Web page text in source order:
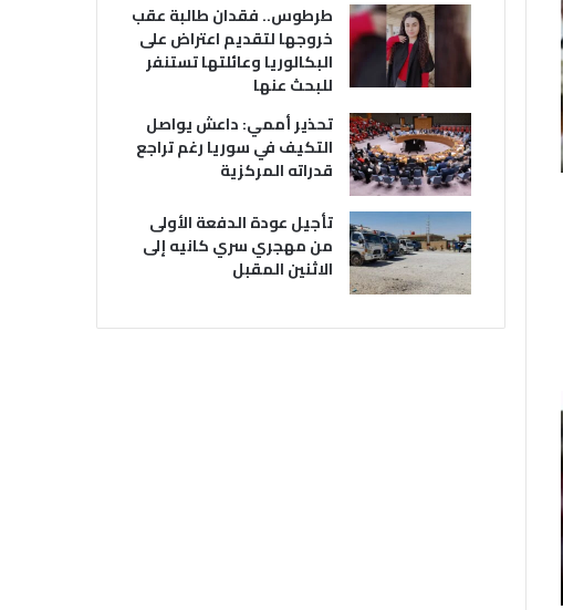
طرطوس.. فقدان طالبة عقب
خروجها لتقديم اعتراض على
البكالوريا وعائلتها تستنفر
للبحث عنها
تحذير أممي: داعش يواصل
التكيف في سوريا رغم تراجع
قدراته المركزية
تأجيل عودة الدفعة الأولى
من مهجري سري كانيه إلى
الاثنين المقبل